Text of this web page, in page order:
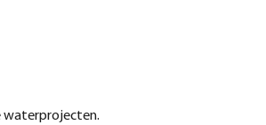
waterprojecten.